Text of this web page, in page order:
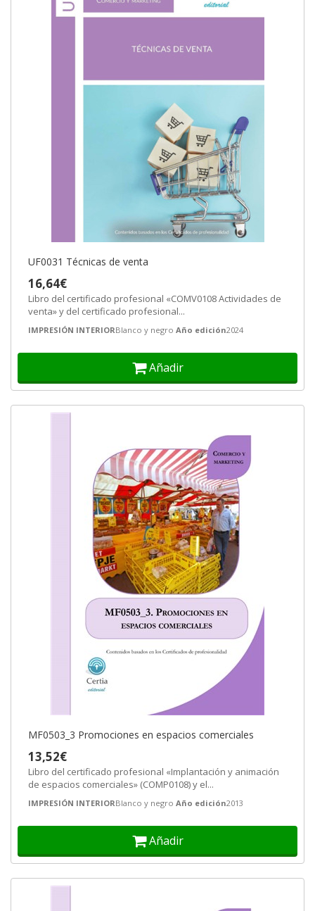
UF0031 Técnicas de venta
16,64€
Libro del certificado profesional «COMV0108 Actividades de
venta» y del certificado profesional...
IMPRESIÓN INTERIORBlanco y negro Año edición2024
Añadir
MF0503_3 Promociones en espacios comerciales
13,52€
Libro del certificado profesional «Implantación y animación
de espacios comerciales» (COMP0108) y el...
IMPRESIÓN INTERIORBlanco y negro Año edición2013
Añadir